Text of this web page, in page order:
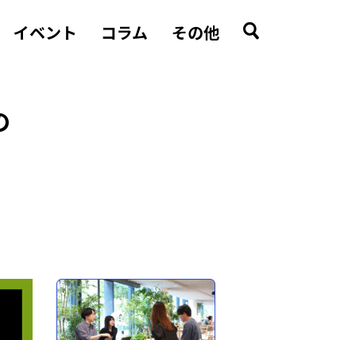
イベント コラム その他